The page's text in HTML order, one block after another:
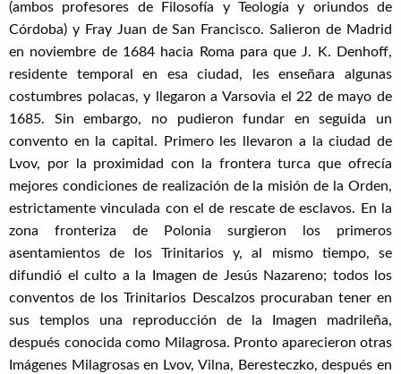
(ambos profesores de Filosofía y Teología y oriundos de
Córdoba) y Fray Juan de San Francisco. Salieron de Madrid
en noviembre de 1684 hacia Roma para que J. K. Denhoff,
residente temporal en esa ciudad, les enseñara algunas
costumbres polacas, y llegaron a Varsovia el 22 de mayo de
1685. Sin embargo, no pudieron fundar en seguida un
convento en la capital. Primero les llevaron a la ciudad de
Lvov, por la proximidad con la frontera turca que ofrecía
mejores condiciones de realización de la misión de la Orden,
estrictamente vinculada con el de rescate de esclavos. En la
zona fronteriza de Polonia surgieron los primeros
asentamientos de los Trinitarios y, al mismo tiempo, se
difundió el culto a la Imagen de Jesús Nazareno; todos los
conventos de los Trinitarios Descalzos procuraban tener en
sus templos una reproducción de la Imagen madrileña,
después conocida como Milagrosa. Pronto aparecieron otras
Imágenes Milagrosas en Lvov, Vilna, Beresteczko, después en